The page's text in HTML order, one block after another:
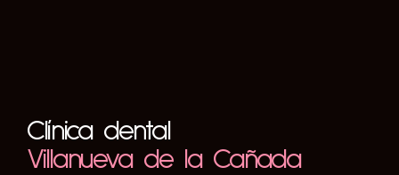
Clínica dental
Villanueva de la Cañada